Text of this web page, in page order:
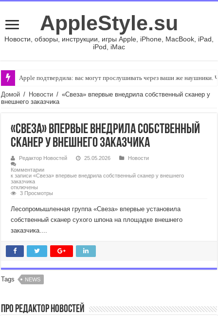
AppleStyle.su
Новости, обзоры, инструкции, игры Apple, iPhone, MacBook, iPad,
iPod, iMac
Apple подтвердила: вас могут прослушивать через ваши же наушники.
Домой / Новости / «Свеза» впервые внедрила собственный сканер у
внешнего заказчика
«Свеза» впервые внедрила собственный
сканер у внешнего заказчика
Редактор Новостей 25.05.2026
Новости
Комментарии
к записи «Свеза» впервые внедрила собственный сканер у внешнего
заказчика
отключены
3 Просмотры
Лесопромышленная группа «Свеза» впервые установила
собственный сканер сухого шпона на площадке внешнего
заказчика....
Tags NEWS
Про Редактор Новостей